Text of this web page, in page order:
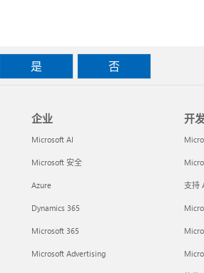
是 否
企业
Microsoft AI
Microsoft 安全
Azure
Dynamics 365
Microsoft 365
Microsoft Advertising
开
支持